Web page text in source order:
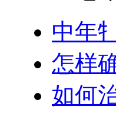
中年
怎样
如何